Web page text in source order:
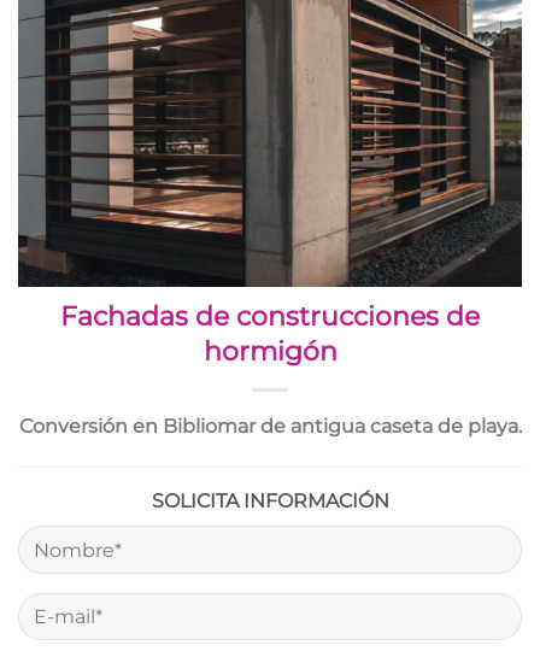
Fachadas de construcciones de
hormigón
Conversión en Bibliomar de antigua caseta de playa.
SOLICITA INFORMACIÓN